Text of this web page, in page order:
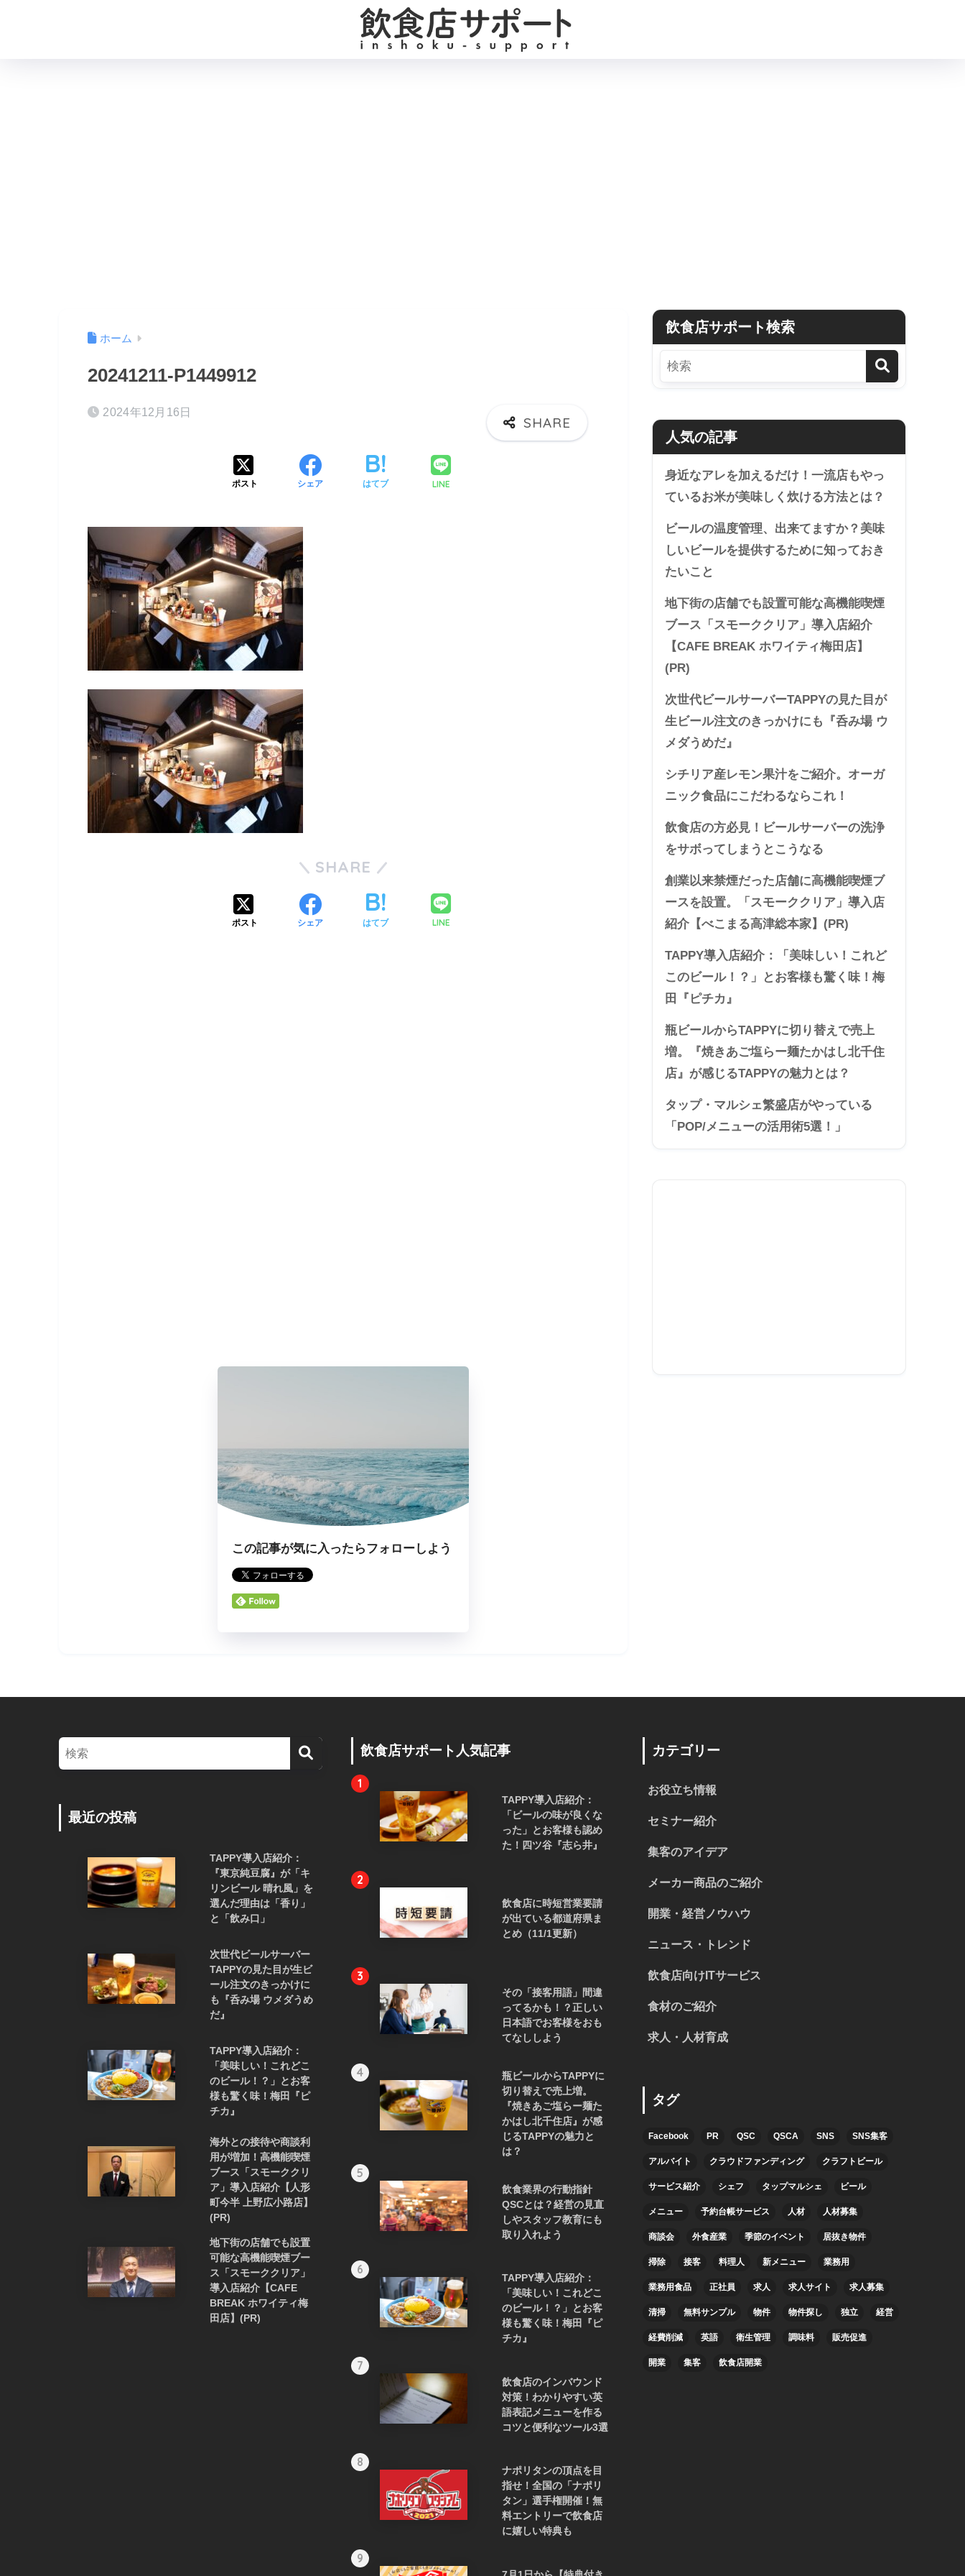
ホーム
20241211-P1449912
2024年12月16日
ポスト シェア はてブ LINE
SHARE
ポスト シェア はてブ LINE
この記事が気に入ったらフォローしよう
飲食店サポート検索
人気の記事
身近なアレを加えるだけ！一流店もやっ
ているお米が美味しく炊ける方法とは？
ビールの温度管理、出来てますか？美味
しいビールを提供するために知っておき
たいこと
地下街の店舗でも設置可能な高機能喫煙
ブース「スモーククリア」導入店紹介
【CAFE BREAK ホワイティ梅田店】
(PR)
次世代ビールサーバーTAPPYの見た目が
生ビール注文のきっかけにも『呑み場 ウ
メダうめだ』
シチリア産レモン果汁をご紹介。オーガ
ニック食品にこだわるならこれ！
飲食店の方必見！ビールサーバーの洗浄
をサボってしまうとこうなる
創業以来禁煙だった店舗に高機能喫煙ブ
ースを設置。「スモーククリア」導入店
紹介【べこまる高津総本家】(PR)
TAPPY導入店紹介：「美味しい！これど
このビール！？」とお客様も驚く味！梅
田『ピチカ』
瓶ビールからTAPPYに切り替えで売上
増。『焼きあご塩らー麺たかはし北千住
店』が感じるTAPPYの魅力とは？
タップ・マルシェ繁盛店がやっている
「POP/メニューの活用術5選！」
最近の投稿
TAPPY導入店紹介：
『東京純豆腐』が「キ
リンビール 晴れ風」を
選んだ理由は「香り」
と「飲み口」
次世代ビールサーバー
TAPPYの見た目が生ビ
ール注文のきっかけに
も『呑み場 ウメダうめ
だ』
TAPPY導入店紹介：
「美味しい！これどこ
のビール！？」とお客
様も驚く味！梅田『ピ
チカ』
海外との接待や商談利
用が増加！高機能喫煙
ブース「スモーククリ
ア」導入店紹介【人形
町今半 上野広小路店】
(PR)
地下街の店舗でも設置
可能な高機能喫煙ブー
ス「スモーククリア」
導入店紹介【CAFE
BREAK ホワイティ梅
田店】(PR)
飲食店サポート人気記事
1
TAPPY導入店紹介：
「ビールの味が良くな
った」とお客様も認め
た！四ツ谷『志ら井』
2
飲食店に時短営業要請
が出ている都道府県ま
とめ（11/1更新）
3
その「接客用語」間違
ってるかも！？正しい
日本語でお客様をおも
てなししよう
4
瓶ビールからTAPPYに
切り替えで売上増。
『焼きあご塩らー麺た
かはし北千住店』が感
じるTAPPYの魅力と
は？
5
飲食業界の行動指針
QSCとは？経営の見直
しやスタッフ教育にも
取り入れよう
6
TAPPY導入店紹介：
「美味しい！これどこ
のビール！？」とお客
様も驚く味！梅田『ピ
チカ』
7
飲食店のインバウンド
対策！わかりやすい英
語表記メニューを作る
コツと便利なツール3選
8
ナポリタンの頂点を目
指せ！全国の「ナポリ
タン」選手権開催！無
料エントリーで飲食店
に嬉しい特典も
9
カテゴリー
お役立ち情報
セミナー紹介
集客のアイデア
メーカー商品のご紹介
開業・経営ノウハウ
ニュース・トレンド
飲食店向けITサービス
食材のご紹介
求人・人材育成
タグ
Facebook PR QSC QSCA SNS SNS集客
アルバイト クラウドファンディング クラフトビール
サービス紹介 シェフ タップマルシェ ビール
メニュー 予約台帳サービス 人材 人材募集
商談会 外食産業 季節のイベント 居抜き物件
掃除 接客 料理人 新メニュー 業務用
業務用食品 正社員 求人 求人サイト 求人募集
清掃 無料サンプル 物件 物件探し 独立 経営
経費削減 英語 衛生管理 調味料 販売促進
開業 集客 飲食店開業